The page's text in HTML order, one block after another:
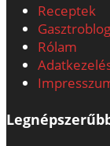
Receptek
Gasztroblog
Rólam